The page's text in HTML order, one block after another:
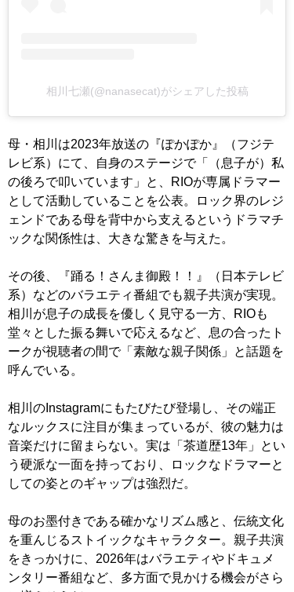
相川七瀬(@nanasecat)がシェアした投稿
母・相川は2023年放送の『ぽかぽか』（フジテ
レビ系）にて、自身のステージで「（息子が）私
の後ろで叩いています」と、RIOが専属ドラマー
として活動していることを公表。ロック界のレジ
ェンドである母を背中から支えるというドラマチ
ックな関係性は、大きな驚きを与えた。
その後、『踊る！さんま御殿！！』（日本テレビ
系）などのバラエティ番組でも親子共演が実現。
相川が息子の成長を優しく見守る一方、RIOも
堂々とした振る舞いで応えるなど、息の合ったト
ークが視聴者の間で「素敵な親子関係」と話題を
呼んでいる。
相川のInstagramにもたびたび登場し、その端正
なルックスに注目が集まっているが、彼の魅力は
音楽だけに留まらない。実は「茶道歴13年」とい
う硬派な一面を持っており、ロックなドラマーと
しての姿とのギャップは強烈だ。
母のお墨付きである確かなリズム感と、伝統文化
を重んじるストイックなキャラクター。親子共演
をきっかけに、2026年はバラエティやドキュメ
ンタリー番組など、多方面で見かける機会がさら